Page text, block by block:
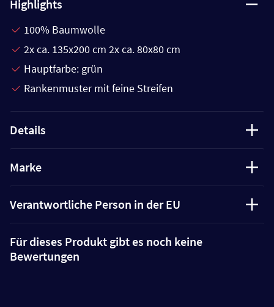
Highlights
100% Baumwolle
2x ca. 135x200 cm 2x ca. 80x80 cm
Hauptfarbe: grün
Rankenmuster mit feine Streifen
Details
Marke
Verantwortliche Person in der EU
Für dieses Produkt gibt es noch keine
Bewertungen